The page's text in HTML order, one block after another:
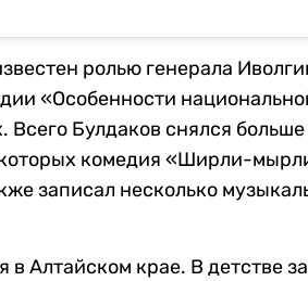
ролью генерала
«Особенности
Всего Булдаков снялся больше
комедия «Ширли-
записал несколько
в Алтайском крае. В детстве